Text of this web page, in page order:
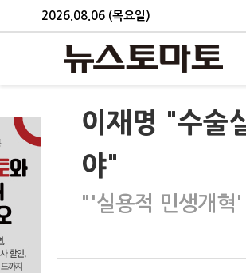
2026.08.06 (목요일)
이재명 "수술
야"
"'실용적 민생개혁